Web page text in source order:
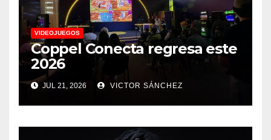
VIDEOJUEGOS
Coppel Conecta regresa este
2026
JUL 21, 2026 VICTOR SÁNCHEZ